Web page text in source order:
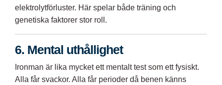
elektrolytförluster. Här spelar både träning och
genetiska faktorer stor roll.
6. Mental uthållighet
Ironman är lika mycket ett mentalt test som ett fysiskt.
Alla får svackor. Alla får perioder då benen känns